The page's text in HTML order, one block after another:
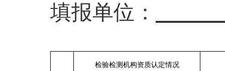
填报单位：
检验检测机构资质认定情况